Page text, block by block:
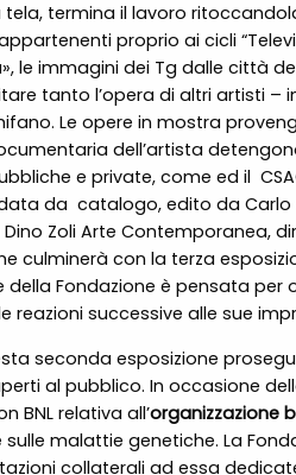
termina il lavoro
proprio ai cicli
le immagini dei Tg dalle città
tanto l’opera di altri artisti –
Le opere in mostra
dell’artista
e private, come ed il
da catalogo, edito da Carlo
Zoli Arte Contemporanea,
culminerà con la terza
Fondazione è pensata per
reazioni successive alle sue
seconda esposizione
al pubblico. In occasione
BNL relativa all’organizzazione
malattie genetiche. La
collaterali ad essa